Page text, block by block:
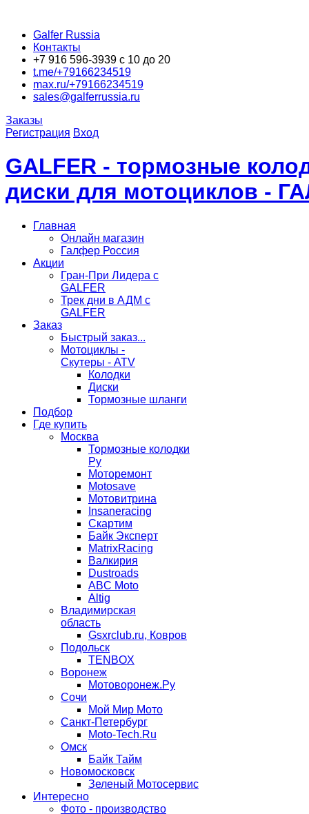
Galfer Russia
Контакты
+7 916 596-3939 с 10 до 20
t.me/+79166234519
max.ru/+79166234519
sales@galferrussia.ru
Заказы
Регистрация Вход
GALFER - тормозные
диски для мотоциклов -
Главная
Онлайн магазин
Галфер Россия
Акции
Гран-При Лидера c
GALFER
Трек дни в АДМ с
GALFER
Заказ
Быстрый заказ...
Мотоциклы -
Скутеры - ATV
Колодки
Диски
Тормозные шланги
Подбор
Где купить
Москва
Тормозные колодки
Ру
Моторемонт
Motosave
Мотовитрина
Insaneracing
Скартим
Байк Эксперт
MatrixRacing
Валкирия
Dustroads
ABC Moto
Altig
Владимирская
область
Gsxrclub.ru, Ковров
Подольск
TENBOX
Воронеж
Мотоворонеж.Ру
Сочи
Мой Мир Мото
Санкт-Петербург
Moto-Tech.Ru
Омск
Байк Тайм
Новомосковск
Зеленый Мотосервис
Интересно
Фото - производство